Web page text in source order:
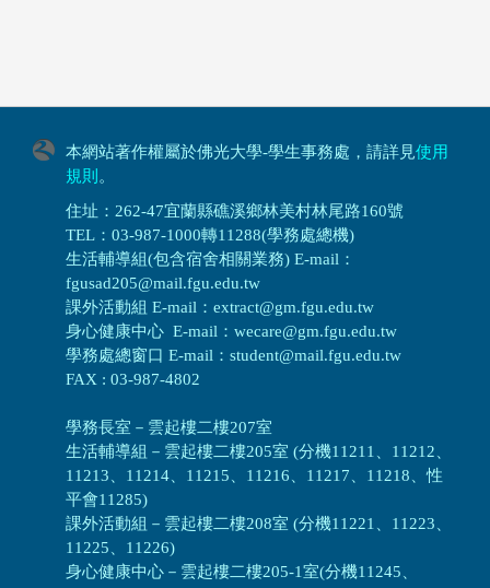
本網站著作權屬於佛光大學-學生事務處，請詳見使用
規則 。
住址：262-47宜蘭縣礁溪鄉林美村林尾路160號
TEL：03-987-1000轉11288(學務處總機)
生活輔導組(包含宿舍相關業務) E-mail：
fgusad205@mail.fgu.edu.tw
課外活動組 E-mail：extract@gm.fgu.edu.tw
身心健康中心 E-mail：wecare@gm.fgu.edu.tw
學務處總窗口 E-mail：student@mail.fgu.edu.tw
FAX : 03-987-4802
學務長室－雲起樓二樓207室
生活輔導組 － 雲起樓二樓205室 (分機11211、11212、
11213、11214、11215、11216、11217、11218、性
平會11285)
課外活動組 － 雲起樓二樓208室 (分機11221、11223、
11225、11226)
身心健康中心 － 雲起樓二樓205-1室(分機11245、